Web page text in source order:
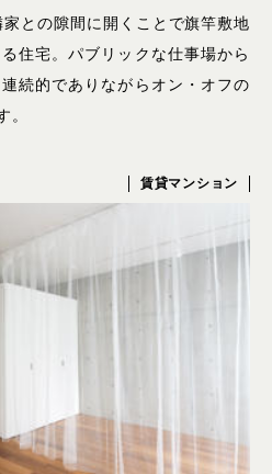
との隙間に開くことで旗竿敷地
住宅。パブリックな仕事場から
続的でありながらオン・オフの
。
賃貸マンション